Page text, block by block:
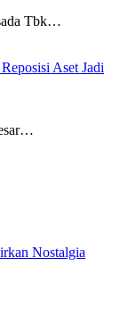
Tbk…
Aset Jadi
Nostalgia